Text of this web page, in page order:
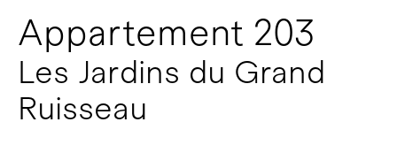
Appartement 203
Les Jardins du Grand
Ruisseau